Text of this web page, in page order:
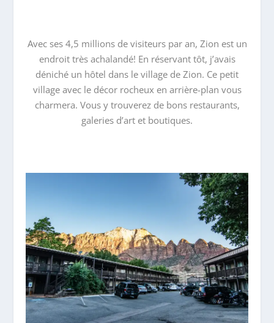
Avec ses 4,5 millions de visiteurs par an, Zion est un
endroit très achalandé! En réservant tôt, j’avais
déniché un hôtel dans le village de Zion. Ce petit
village avec le décor rocheux en arrière-plan vous
charmera. Vous y trouverez de bons restaurants,
galeries d’art et boutiques.